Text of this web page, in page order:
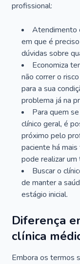
profissional:
Atendimento
em que é
dúvidas sobre
Economiza
não correr o
para a sua
problema já na
Para quem
clínico geral, é
próximo pelo
paciente há
pode realizar
Buscar o
de manter a
estágio inicial.
Diferença
clínica
Embora os termos